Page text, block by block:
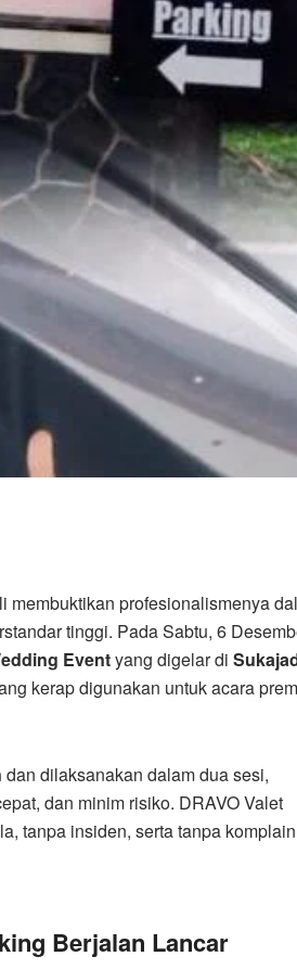
profesionalismenya
tinggi. Pada Sabtu, 6
Eventyang digelar di
kerap digunakan untuk acara
dan dilaksanakan dalam dua sesi,
dan minim risiko. DRAVO Valet
tanpa insiden, serta tanpa
Berjalan Lancar